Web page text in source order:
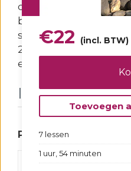
€22 (incl. BTW)
Toevoegen
7 lessen
1 uur, 54 minuten
de zijsoufflets. Door
buitenleder en
soufflets zijn
2 verschillende
en volume qua
Inhoud
Patronen &
Patronen en